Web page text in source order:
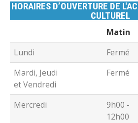
HORAIRES D’OUVERTURE DE
CULTUREL
Matin
Lundi
Fermé
Mardi, Jeudi
et Vendredi
Fermé
Mercredi
9h00 -
12h00